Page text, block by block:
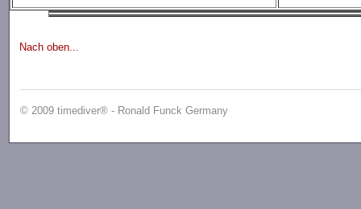
Nach oben...
© 2009 timediver® - Ronald Funck Germany